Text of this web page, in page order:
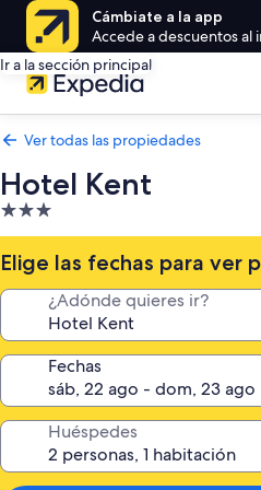
Cámbiate a la app
Accede a descuentos al
Ir a la sección principal
Ver todas las propiedades
Hotel Kent
Propiedad
de
3.0
estrellas
Elige las fechas para ver
¿Adónde quieres ir?
Fechas
Huéspedes